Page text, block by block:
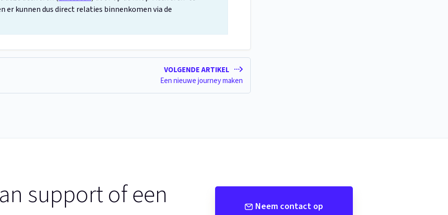
er kunnen dus direct relaties binnenkomen via de
VOLGENDE ARTIKEL
Een nieuwe journey maken
support of een Neem contact op